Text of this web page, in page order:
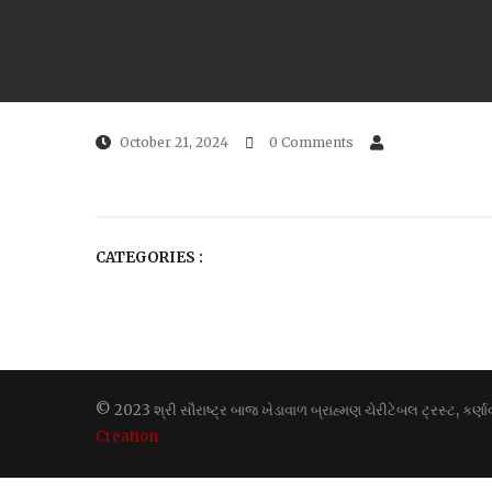
October 21, 2024 0 Comments
CATEGORIES :
© 2023 શ્રી સૌરાષ્ટ્ર બાજ ખેડાવાળ બ્રાહ્મણ ચેરીટેબલ ટ્રસ્ટ,
Creation